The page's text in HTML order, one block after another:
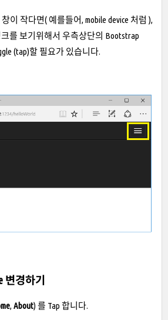
이 작다면( 예를들어, mobile device 처럼 ),
를 보기위해서 우측상단의 Bootstrap
(tap)할 필요가 있습니다.
변경하기
, About) 를 Tap 합니다.